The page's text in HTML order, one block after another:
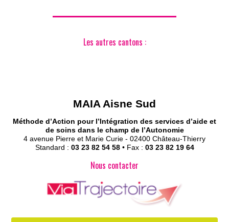
Les autres cantons :
MAIA Aisne Sud
Méthode d’Action pour l’Intégration des services d’aide et
de soins dans le champ de l’Autonomie
4 avenue Pierre et Marie Curie - 02400 Château-Thierry
Standard : 03 23 82 54 58• Fax : 03 23 82 19 64
Nous contacter